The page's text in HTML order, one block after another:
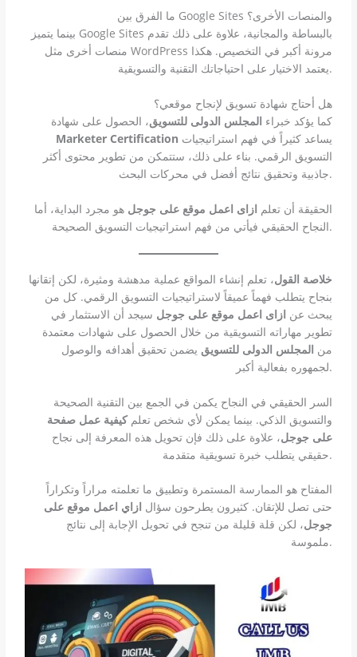
ما الفرق بين Google Sites والمنصات الأخرى؟
بينما يتميز Google Sites بالبساطة والمجانية، علاوة على ذلك تقدم
منصات أخرى مثل WordPress مرونة أكبر في التخصيص. هكذا
يعتمد الاختيار على احتياجاتك التقنية والتسويقية.
هل أحتاج شهادة تسويق لإنجاح موقعي؟
كما يؤكد خبراء المجلس الدولى للتسويق، الحصول على شهادة
Marketer Certification
التسويق الرقمي. بناء على ذلك، ستتمكن من تطوير محتوى أكثر
جاذبية وتحقيق نتائج أفضل في محركات البحث.
الحقيقة أن تعلم ازاى اعمل موقع على جوجل هو مجرد البداية، أما
النجاح الحقيقي فيأتي من فهم استراتيجيات التسويق الصحيحة.
خلاصة القول، تعلم إنشاء المواقع عملية مدهشة ومثيرة، لكن إتقانها
بنجاح يتطلب فهماً عميقاً لاستراتيجيات التسويق الرقمي. كل من
يبحث عن ازاى اعمل موقع على جوجل سيجد أن الاستثمار في
تطوير مهاراته التسويقية من خلال الحصول على شهادات معتمدة
من المجلس الدولى للتسويق يضمن تحقيق أهدافه والوصول
لجمهوره بفعالية أكبر.
السر الحقيقي في النجاح يكمن في الجمع بين التقنية الصحيحة
والتسويق الذكي. بينما يمكن لأي شخص تعلمكيفية عمل صفحة
على جوجل، علاوة على ذلك فإن تحويل هذه المعرفة إلى نجاح
حقيقي يتطلب خبرة تسويقية متقدمة.
المفتاح هو الممارسة المستمرة وتطبيق ما تعلمته مراراً وتكراراً
حتى تصل للإتقان. كثيرون يطرحون سؤال ازاي اعمل موقع على
جوجل، لكن قلة قليلة من تنجح في تحويل الإجابة إلى نتائج
ملموسة.